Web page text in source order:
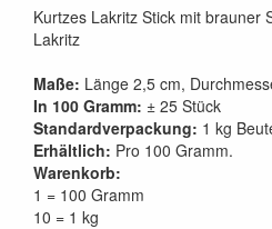
Kurtzes Lakritz Stick mit brauner
Lakritz
Maße: Länge 2,5 cm,
In 100 Gramm: ± 25 Stück
Standardverpackung: 1 kg
Erhältlich: Pro 100 Gramm.
Warenkorb:
1 = 100 Gramm
10 = 1 kg